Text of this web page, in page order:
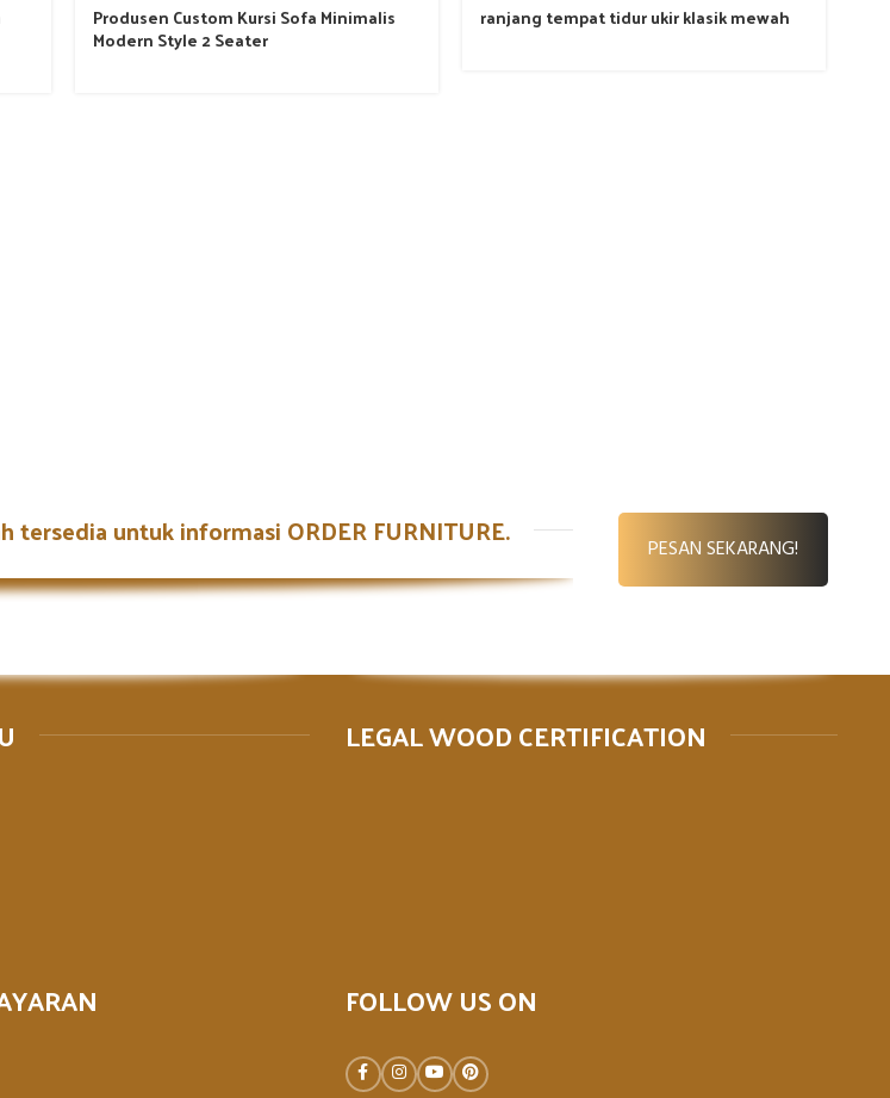
Produsen Custom Kursi Sofa Minimalis
Modern Style 2 Seater
ranjang tempat tidur ukir klasik mewah
untuk informasi ORDER FURNITURE. PESAN SEKARANG!
LEGAL WOOD CERTIFICATION
FOLLOW US ON